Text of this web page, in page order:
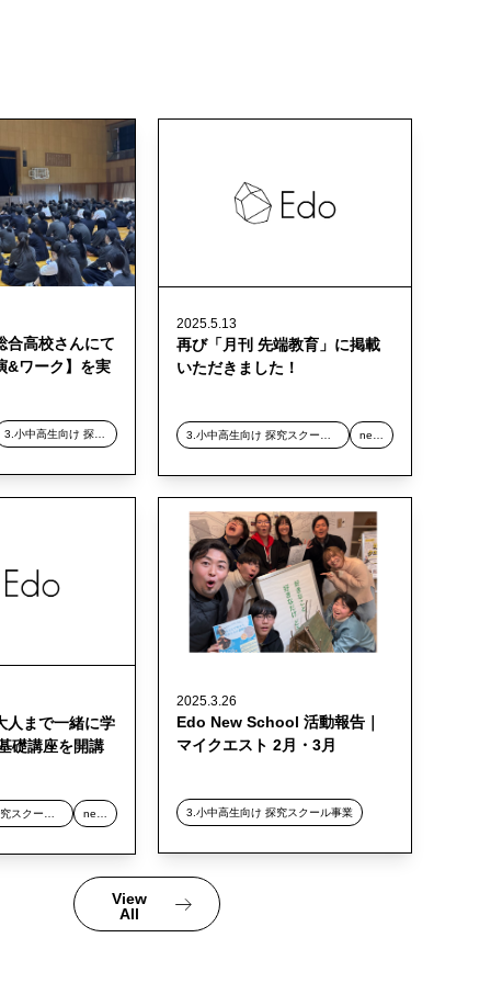
合高校さんにて
&ワーク】を実
3.小中高生向け 探究スクール事業
2025.5.13
再び「月刊 先端教育」に掲載
いただきました！
人まで一緒に学
礎講座を開講
3.小中高生向け 探究スクール事業 news
2025.3.26
Edo New School 活動報告｜
マイクエスト 2月・3月
3.小中高生向け 探究スクール事業
View
All